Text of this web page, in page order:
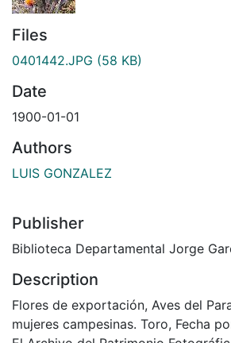
Files
0401442.JPG (58 KB)
Date
1900-01-01
Authors
LUIS GONZALEZ
Publisher
Biblioteca Departamental Jorge
Description
Flores de exportación, Aves del
mujeres campesinas. Toro, Fecha